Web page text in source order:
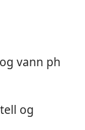
vann ph
og